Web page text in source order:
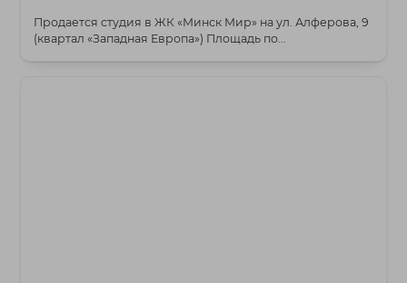
Продается студия в ЖК «Минск Мир» на ул. Алферова, 9
(квартал «Западная Европа») Площадь по...